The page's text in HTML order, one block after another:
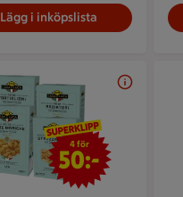
Lägg i inköpslista
4 för 50 kr
4 för
50:-